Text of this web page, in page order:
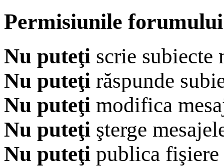
Permisiunile forumului
Nu puteţi scrie subiecte
Nu puteţi răspunde
Nu puteţi modifica
Nu puteţi şterge
Nu puteţi publica fişiere